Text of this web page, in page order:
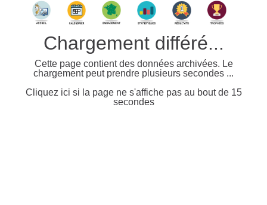
Chargement différé...
Cette page contient des données archivées. Le
chargement peut prendre plusieurs secondes ...
Cliquez ici si la page ne s'affiche pas au bout de 15
secondes